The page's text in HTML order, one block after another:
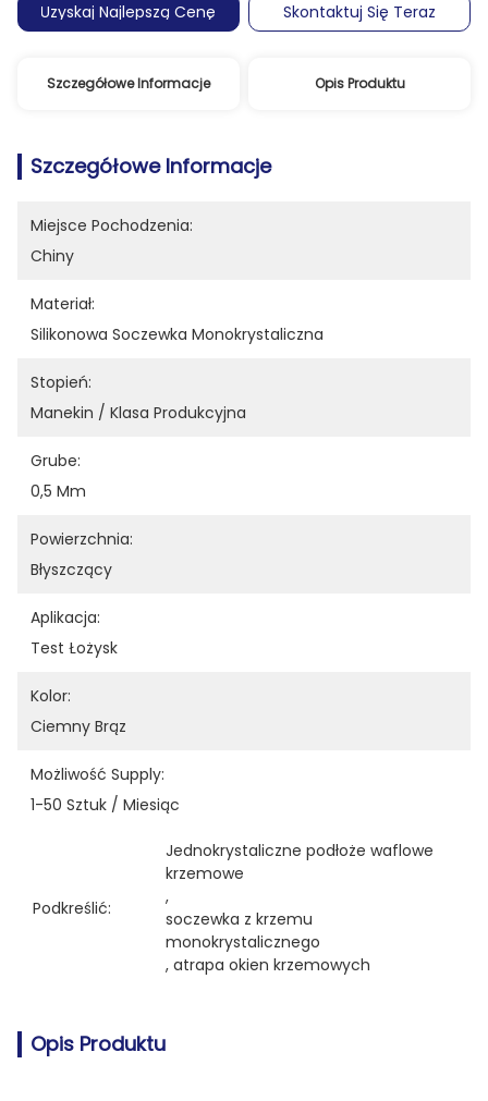
Uzyskaj Najlepszą Cenę Skontaktuj Się Teraz
Szczegółowe Informacje Opis Produktu
Szczegółowe Informacje
Miejsce Pochodzenia:
Chiny
Materiał:
Silikonowa Soczewka Monokrystaliczna
Stopień:
Manekin / Klasa Produkcyjna
Grube:
0,5 Mm
Powierzchnia:
Błyszczący
Aplikacja:
Test Łożysk
Kolor:
Ciemny Brąz
Możliwość Supply:
1-50 Sztuk / Miesiąc
Podkreślić:
Jednokrystaliczne podłoże waflowe
krzemowe
,
soczewka z krzemu
monokrystalicznego
, atrapa okien krzemowych
Opis Produktu